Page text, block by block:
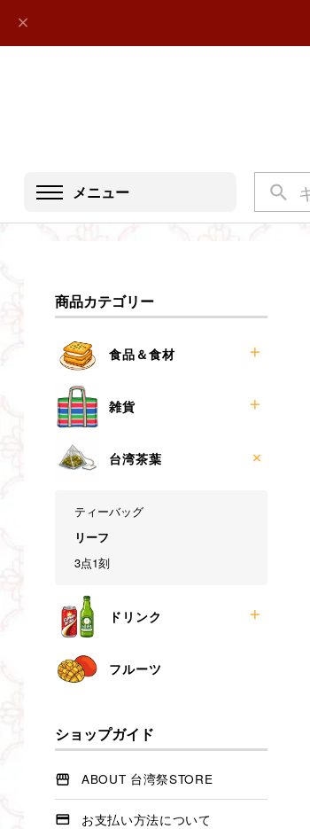
メニュー
商品カテゴリー
食品＆食材
お菓子
食材
調味料
麺類
雑貨
漁師バッグ
ペットボトルホルダー
巾着袋
ミニマグネットブック
その他
台湾茶葉
ティーバッグ
リーフ
3点1刻
ドリンク
ケース売り
バラ売り
フルーツ
ショップガイド
ABOUT 台湾祭STORE
お支払い方法について